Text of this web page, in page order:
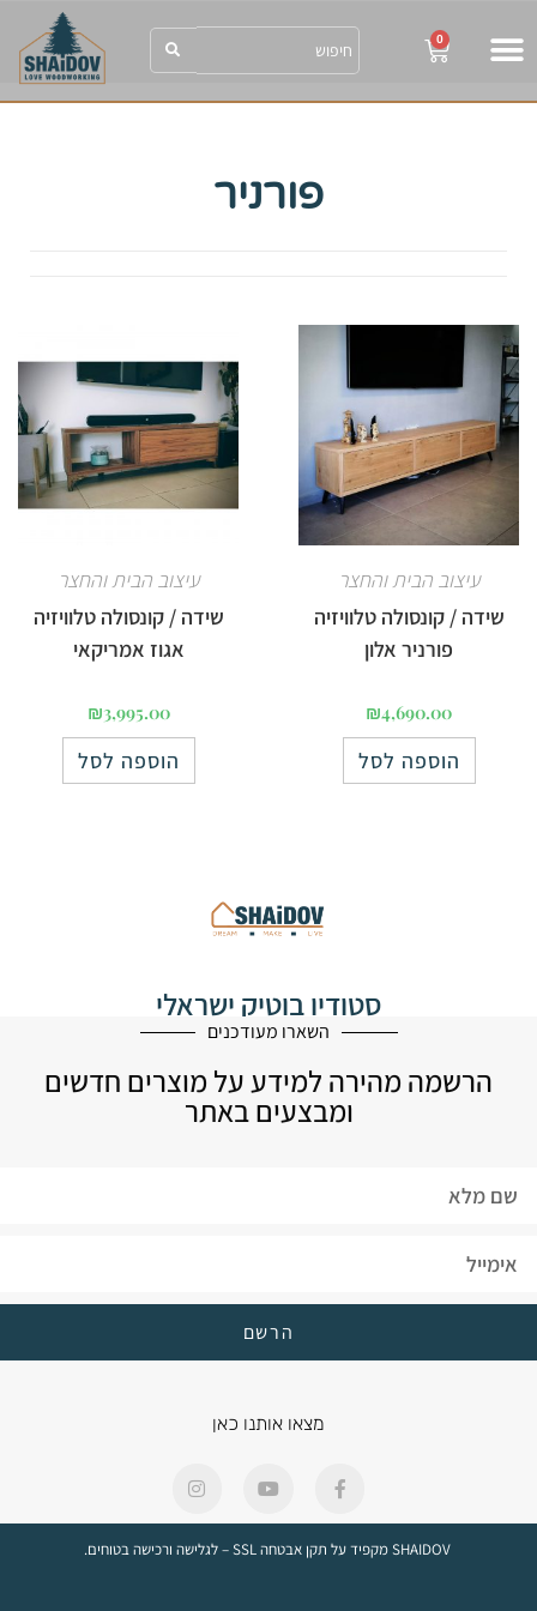
0
פורניר
עיצוב הבית והחצר
שידה / קונסולה טלוויזיה
פורניר אלון
₪4,690.00
הוספה לסל
עיצוב הבית והחצר
שידה / קונסולה טלוויזיה
אגוז אמריקאי
₪3,995.00
הוספה לסל
סטודיו בוטיק ישראלי
לעיצוב הבית
השארו מעודכנים
הרשמה מהירה למידע על מוצרים חדשים
ומבצעים באתר
הרשם
מצאו אותנו כאן
SHAIDOV מקפיד על תקן אבטחה SSL – לגלישה ורכישה בטוחים.